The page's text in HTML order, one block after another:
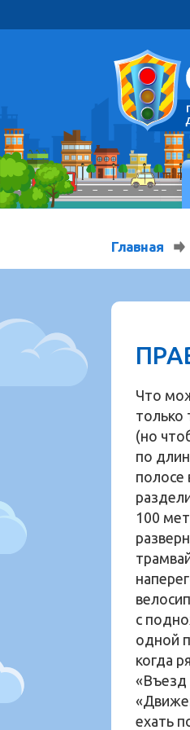
Главная
Что
только
(но
по
полосе
100
с
одной
когда
«Въезд
ехать